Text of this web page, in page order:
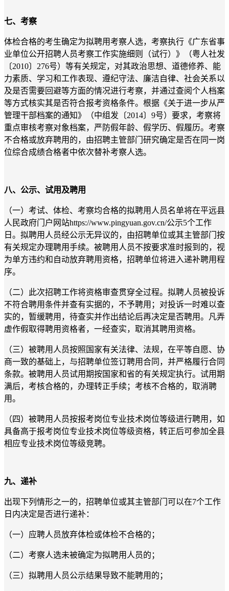
七、考察
体检合格的考生确定为拟聘用考察人选，考察执行《广东省事
业单位公开招聘人员考察工作实施细则（试行）》（粤人社发
〔2010〕276号）等有关规定，对其政治思想、道德修养、能
力素质、学习和工作表现、遵纪守法、廉洁自律、社会关系以
及是否需要回避等方面的情况进行考察，并通过查阅个人档案
等方式核实其是否符合报考资格条件。根据《关于进一步从严
管理干部档案的通知》（中组发〔2014〕9号）要求，考察将
重点审核考察对象档案，严防假年龄、假学历、假履历。考察
不合格或放弃聘用的，由招聘主管部门研究确定是否在同一岗
位综合成绩合格者中依次替补考察人选。
八、公示、试用及聘用
（一）考试、体检、考察均合格的拟聘用人员名单将在平远县
人民政府门户网站https://www.pingyuan.gov.cn/公示5个工作
日。拟聘用人员经公示无异议的，由招聘单位或其主管部门按
有关规定办理聘用手续。被聘用人员不按要求准时报到的，视
为单方违约和自动放弃聘用资格，招聘单位将进入递补聘用程
序。
（二）此次招聘工作将资格审查贯穿全过程。拟聘人员被投诉
不符合聘用条件并查有实据的，不予聘用；对投诉一时难以查
实的，暂缓聘用，待查实并作出结论后再决定是否聘用。凡弄
虚作假取得聘用资格者，一经查实，取消其聘用资格。
（三）被聘用人员按照国家有关法律、法规，在平等自愿、协
商一致的基础上，与招聘单位签订聘用合同，并严格履行合同
条款。被聘用人员试用期按国家和省的有关规定执行。试用期
满后，考核合格的，办理转正手续；考核不合格的，取消聘
用。
（四）被聘用人员按报考岗位专业技术岗位等级进行聘用，如
具备高于报考岗位专业技术岗位等级资格，转正后可参加全县
相应专业技术岗位等级竞聘。
九、递补
出现下列情形之一的，招聘单位或其主管部门可以在7个工作
日内决定是否进行递补：
（一）应聘人员放弃体检或体检不合格的；
（二）考察人选未被确定为拟聘用人员的；
（三）拟聘用人员公示结果导致不能聘用的；